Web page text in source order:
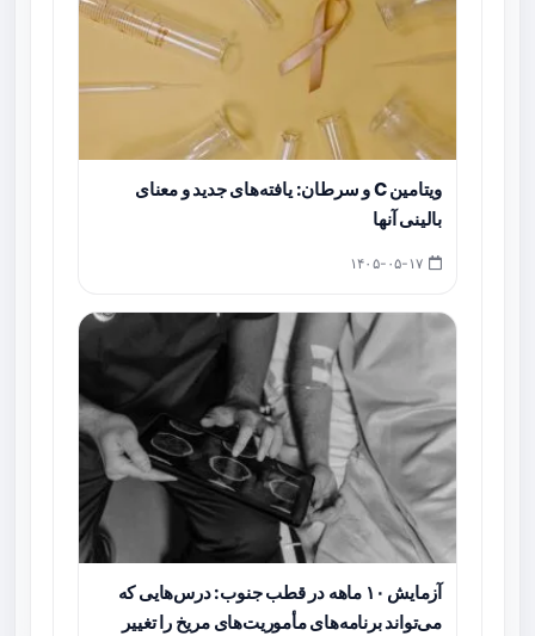
ویتامین C و سرطان: یافته‌های جدید و معنای
بالینی آنها
آزمایش ۱۰ ماهه در قطب جنوب: درس‌هایی که
می‌تواند برنامه‌های مأموریت‌های مریخ را تغییر